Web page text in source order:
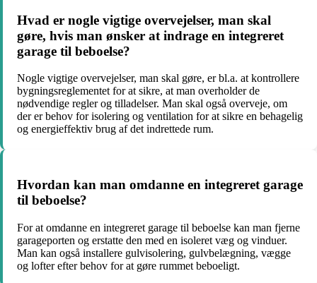
Hvad er nogle vigtige overvejelser, man skal
gøre, hvis man ønsker at indrage en integreret
garage til beboelse?
Nogle vigtige overvejelser, man skal gøre, er bl.a. at kontrollere
bygningsreglementet for at sikre, at man overholder de
nødvendige regler og tilladelser. Man skal også overveje, om
der er behov for isolering og ventilation for at sikre en behagelig
og energieffektiv brug af det indrettede rum.
Hvordan kan man omdanne en integreret garage
til beboelse?
For at omdanne en integreret garage til beboelse kan man fjerne
garageporten og erstatte den med en isoleret væg og vinduer.
Man kan også installere gulvisolering, gulvbelægning, vægge
og lofter efter behov for at gøre rummet beboeligt.